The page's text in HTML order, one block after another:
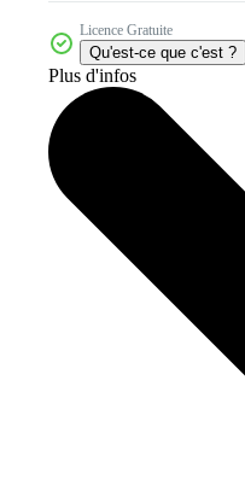
Licence Gratuite
Qu'est-ce que c'est ?
Plus d'infos